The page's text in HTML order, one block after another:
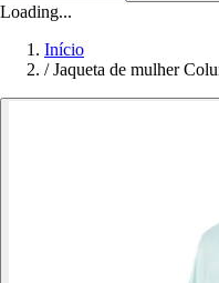
Loading...
Início
/ Jaqueta de mulher